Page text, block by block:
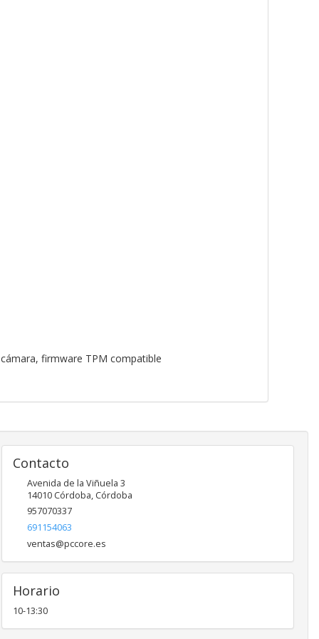
firmware TPM compatible
Contacto
Avenida de la Viñuela 3
14010 Córdoba, Córdoba
957070337
691154063
ventas@pccore.es
Horario
10-13:30